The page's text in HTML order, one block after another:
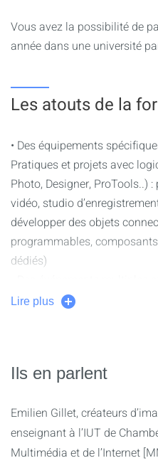
professionnelles, dont 600h
étudiante pour réaliser :
des projets créatifs
multimédia avec :
• la réalisation des œuvres
• le déploiement de la
l’événement (plaquettes,
• l’organisation de
des projets
de clients réels. Ainsi vous
campagne de
Vous avez la possibilité de
année dans une université
Les atouts de la
• Des équipements
Pratiques et projets avec
Photo, Designer, ProTools..)
vidéo, studio
développer des objets
programmables,
dédiés)
professionnels : expositions
communication de contenus.
impliqués dans
Actions de
Lire plus
Ils en parlent
Emilien Gillet, créateurs
enseignant à l’IUT de
Multimédia et de l’Internet